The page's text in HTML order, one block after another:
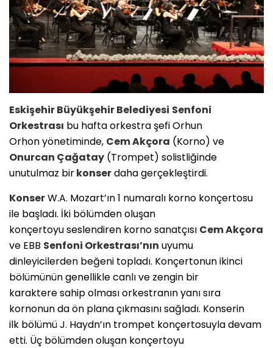
Eskişehir Büyükşehir Belediyesi Senfoni
Orkestrası bu hafta orkestra şefi Orhun
Orhon yönetiminde, Cem Akçora (Korno) ve
Onurcan Çağatay (Trompet) solistliğinde
unutulmaz birkonserdaha gerçekleştirdi.
KonserW.A. Mozart’ın 1 numaralı korno konçertosu
ile başladı. İki bölümden oluşan
konçertoyu seslendiren korno sanatçısı Cem Akçora
ve EBB Senfoni Orkestrası’nın uyumu
dinleyicilerden beğeni topladı. Konçertonun ikinci
bölümünün genellikle canlı ve zengin bir
karaktere sahip olması orkestranın yanı sıra
kornonun da ön plana çıkmasını sağladı. Konserin
ilk bölümü J. Haydn’ın trompet konçertosuyla devam
etti. Üç bölümden oluşan konçertoyu